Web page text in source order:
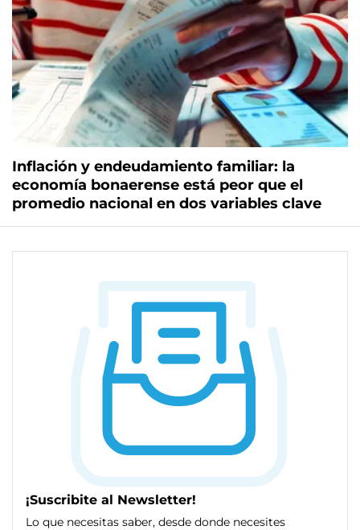
Inflación y endeudamiento familiar: la
economía bonaerense está peor que el
promedio nacional en dos variables clave
¡Suscribite al Newsletter!
Lo que necesitas saber, desde donde necesites